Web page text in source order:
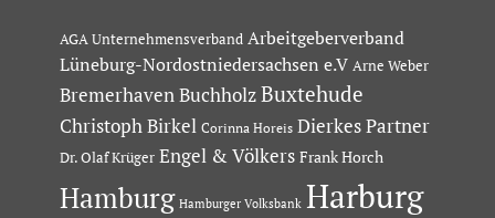
AGA Unternehmensverband Arbeitgeberverband
Lüneburg-Nordostniedersachsen e.V Arne Weber
Bremerhaven Buchholz Buxtehude
Christoph Birkel Corinna Horeis Dierkes Partner
Dr. Olaf Krüger Engel & Völkers Frank Horch
Hamburg Hamburger Volksbank Harburg